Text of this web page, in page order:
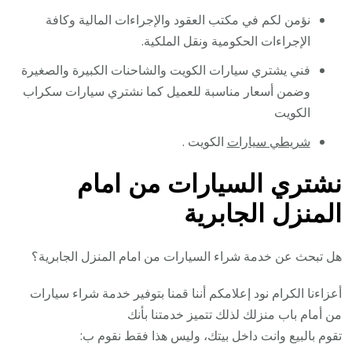
نؤمن لكم في مكتب العقود والإجراءات المالية وكافة
الإجراءات الحكومية ونقل الملكية.
فني يشتري سيارات الكويت والشاحنات الكبيرة والصغيرة
وضمن أسعار مناسبة للعميل كما نشتري سيارات سكراب
الكويت
شريطي سيارات الكويت .
نشتري السيارات من امام
المنزل الجابرية
هل تبحث عن خدمة شراء السيارات من امام المنزل الجابرية؟
أعزاءنا الكرام نود إعلامكم أننا قمنا بتوفير خدمة شراء سيارات
من أمام باب منزلك لذلك تتميز خدمتنا بأنك
تقوم بالبيع وانت داخل بيتك، وليس هذا فقط نقوم ب: